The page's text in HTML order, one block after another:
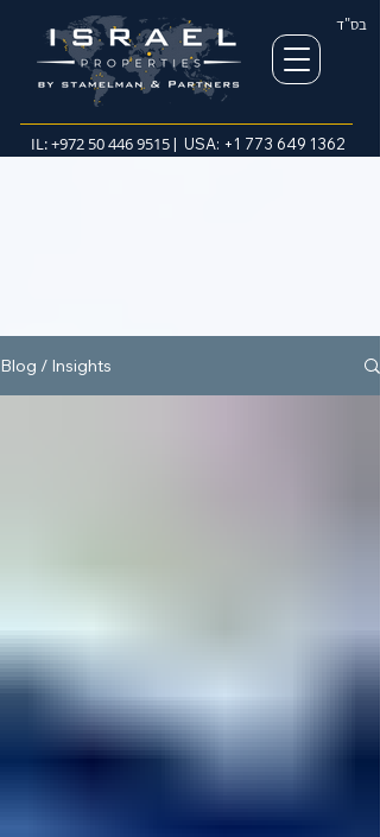
בס"ד
IL:+972 50 446 9515| USA: +1 773 649 1362
Blog / Insights